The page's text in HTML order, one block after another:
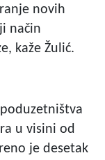
novih
način
kaže Žulić.
u visini od
je desetak